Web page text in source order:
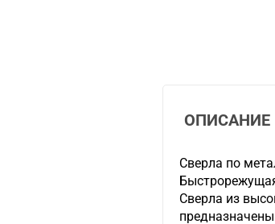
ОПИСАНИЕ
Сверла по
Сверла из